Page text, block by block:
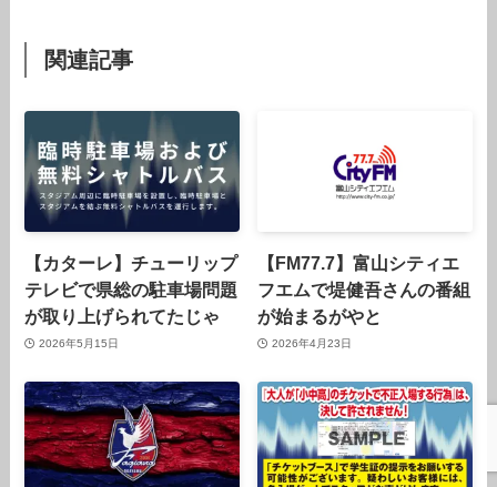
関連記事
【カターレ】チューリップ
テレビで県総の駐車場問題
が取り上げられてたじゃ
2026年5月15日
【FM77.7】富山シティエ
フエムで堤健吾さんの番組
が始まるがやと
2026年4月23日